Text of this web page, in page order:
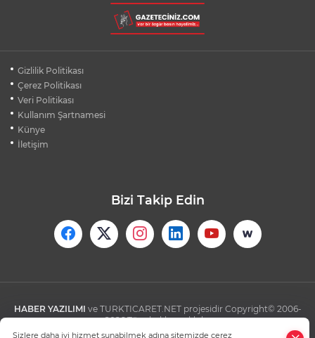
LGS YERLEŞTİRME SONUÇLARI
AÇIKLANDI! İŞTE TÜM TARİHLER
BURSA FESTİVALİ'NDE MUHTEŞEM
Gizlilik Politikası
Çerez Politikası
Veri Politikası
Kullanım Şartnamesi
Künye
İletişim
Bizi Takip Edin
HABER YAZILIMI ve TURKTICARET.NET projesidir Copyright© 2006-
2026 Tüm hakları saklıdır.
Sizlere daha iyi hizmet sunabilmek adına sitemizde çerez